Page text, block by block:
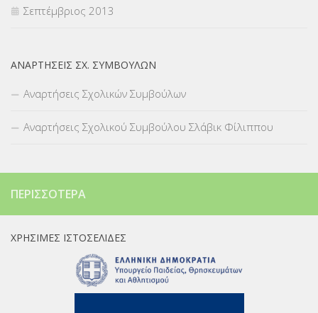
Σεπτέμβριος 2013
ΑΝΑΡΤΉΣΕΙΣ ΣΧ. ΣΥΜΒΟΎΛΩΝ
Αναρτήσεις Σχολικών Συμβούλων
Αναρτήσεις Σχολικού Συμβούλου Σλάβικ Φίλιππου
ΠΕΡΙΣΣΌΤΕΡΑ
ΧΡΉΣΙΜΕΣ ΙΣΤΟΣΕΛΊΔΕΣ